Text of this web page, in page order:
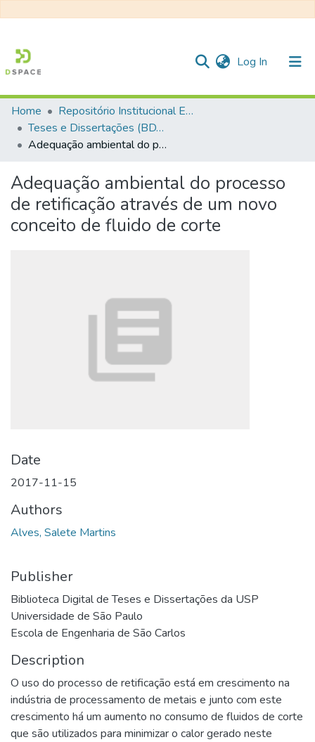
Log In (current)
Communities & Collections
All of DSpace
Statistics
Home
Repositório Institucional EESC
Teses e Dissertações (BDTD USP)
Adequação ambiental do processo de retificação através de um novo conceito de fluido de corte
Adequação ambiental do processo
de retificação através de um novo
conceito de fluido de corte
Date
2017-11-15
Authors
Alves, Salete Martins
Publisher
Biblioteca Digital de Teses e Dissertações da USP
Universidade de São Paulo
Escola de Engenharia de São Carlos
Description
O uso do processo de retificação está em crescimento na
indústria de processamento de metais e junto com este
crescimento há um aumento no consumo de fluidos de corte
que são utilizados para minimizar o calor gerado neste